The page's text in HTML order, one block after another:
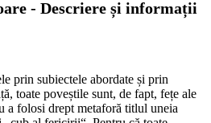
- Descriere și informații
prin subiectele abordate și prin
toate poveștile sunt, de fapt, fețe ale
a folosi drept metaforă titlul uneia